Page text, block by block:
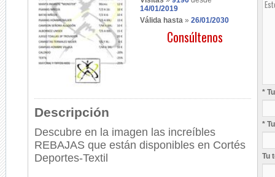
14/01/2019
Válida hasta » 26/01/2030
Consúltenos
Descripción
Descubre en la imagen las increíbles
REBAJAS que están disponibles en Cortés
Deportes-Textil
*
*
Tu